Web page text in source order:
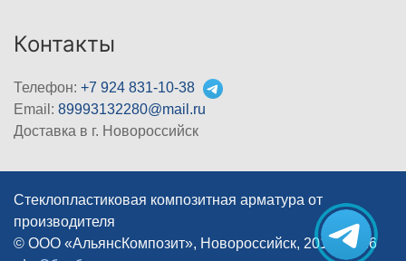
Контакты
Телефон: +7 924 831-10-38
Email: 89993132280@mail.ru
Доставка в г. Новороссийск
Стеклопластиковая композитная арматура от
производителя
© ООО «АльянсКомпозит», Новороссийск, 2012–2026